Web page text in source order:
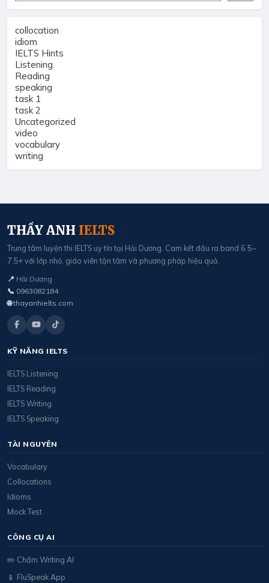
collocation
idiom
IELTS Hints
Listening
Reading
speaking
task 1
task 2
Uncategorized
video
vocabulary
writing
THẦY ANH IELTS
Trung tâm luyện thi IELTS uy tín tại Hải Dương. Cam kết đầu ra band 6.5–
7.5+ với lớp nhỏ, giáo viên tận tâm và phương pháp hiệu quả.
📍 Hải Dương
📞 0963082184
🌐 thayanhielts.com
KỸ NĂNG IELTS
IELTS Listening
IELTS Reading
IELTS Writing
IELTS Speaking
TÀI NGUYÊN
Vocabulary
Collocations
Idioms
Mock Test
CÔNG CỤ AI
✏️ Chấm Writing AI
📱 FluSpeak App